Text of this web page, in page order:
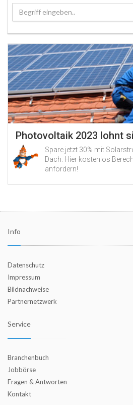
Begriff eingeben..
Info
Datenschutz
Impressum
Bildnachweise
Partnernetzwerk
Service
Branchenbuch
Jobbörse
Fragen & Antworten
Kontakt